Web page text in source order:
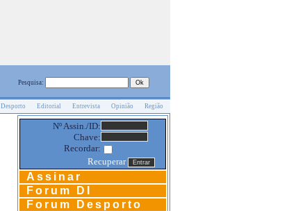
Pesquisa:
Desporto Editorial Entrevista Opinião Região
Nº Assin./ID:
Chave:
Recordar:
Recuperar
Assinar
Forum DI
Forum Desporto